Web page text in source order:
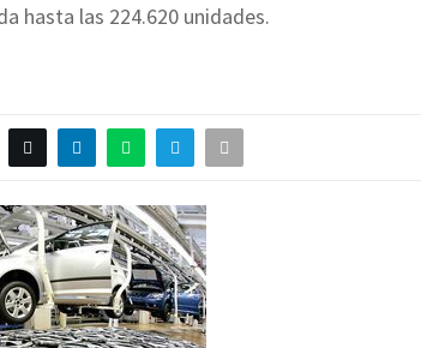
hasta las 224.620 unidades.